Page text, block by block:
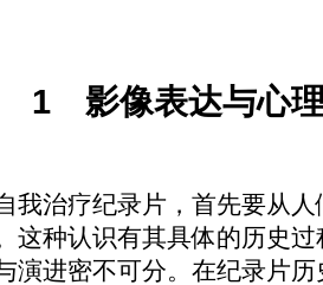
1 影像表达与心
治疗纪录片，首先要从人
这种认识有其具体的历史
演进密不可分。在纪录片